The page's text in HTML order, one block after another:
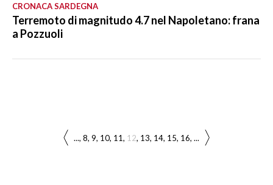
CRONACA SARDEGNA
Terremoto di magnitudo 4.7 nel Napoletano: frana
a Pozzuoli
... 8 9 10 11 12 13 14 15 16 ...